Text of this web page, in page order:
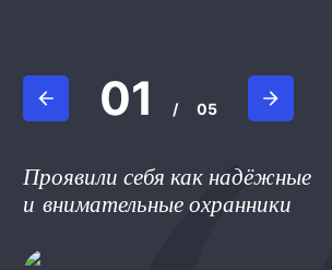
01 / 05
Проявили себя как надёжные
и внимательные охранники